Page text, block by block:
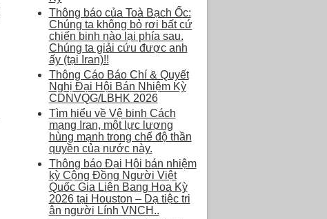
Thông báo của Toà Bạch Ốc:
Chúng ta không bỏ rơi bất cứ
chiến binh nào lại phía sau.
Chúng ta giải cứu được anh
ấy (tại Iran)!!
Thông Cáo Báo Chí & Quyết
Nghị Đại Hội Bán Nhiệm Kỳ
CDNVQG/LBHK 2026
Tìm hiểu về Vệ binh Cách
mạng Iran, một lực lượng
hùng mạnh trong chế độ thần
quyền của nước này.
Thông báo Đại Hội bán nhiệm
kỳ Cộng Đồng Người Việt
Quốc Gia Liên Bang Hoa Kỳ
2026 tại Houston – Dạ tiệc tri
ân người Lính VNCH..